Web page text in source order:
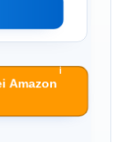
Amazon
ℹ︎